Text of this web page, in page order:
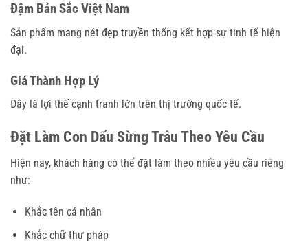
Đậm Bản Sắc Việt Nam
Sản phẩm mang nét đẹp truyền thống kết hợp sự tinh tế hiện
đại.
Giá Thành Hợp Lý
Đây là lợi thế cạnh tranh lớn trên thị trường quốc tế.
Đặt Làm Con Dấu Sừng Trâu Theo Yêu Cầu
Hiện nay, khách hàng có thể đặt làm theo nhiều yêu cầu riêng
như:
Khắc tên cá nhân
Khắc chữ thư pháp